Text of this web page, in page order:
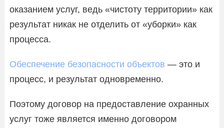
оказанием услуг, ведь «чистоту территории» как
результат никак не отделить от «уборки» как
процесса.
Обеспечение безопасности объектов — это и
процесс, и результат одновременно.
Поэтому договор на предоставление охранных
услуг тоже является именно договором